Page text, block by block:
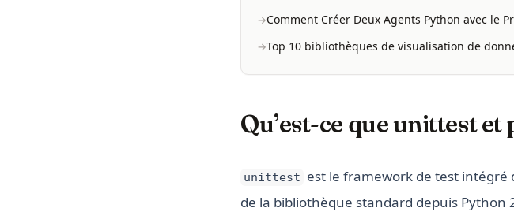
Comment Créer Deux Agents Python avec le
Top 10 bibliothèques de visualisation de
Qu’est-ce que unittest
unittest est le framework de test intégré
de la bibliothèque standard depuis